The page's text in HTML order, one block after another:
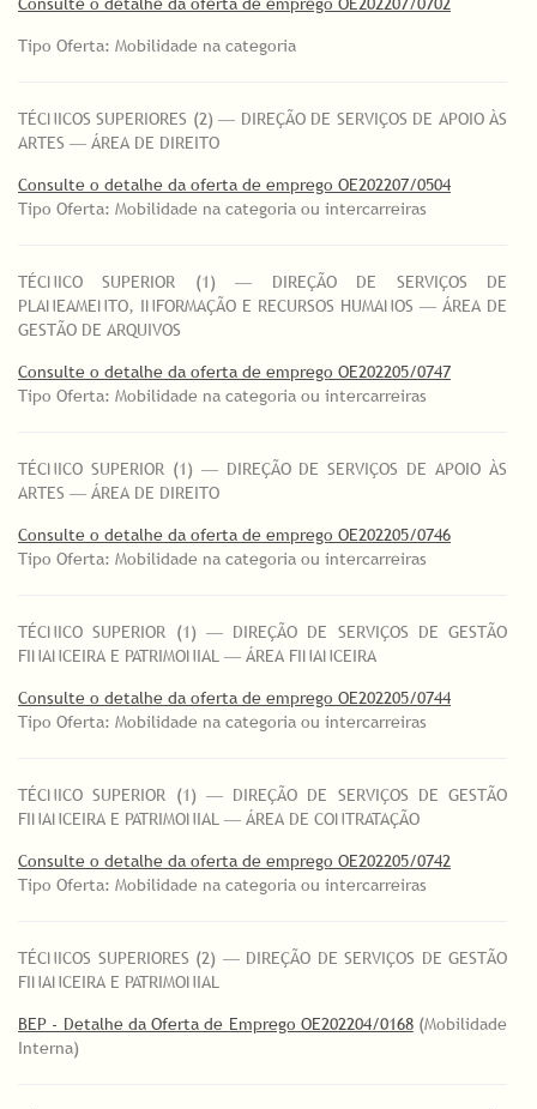
Tipo Oferta: Mobilidade na categoria
TÉCNICOS SUPERIORES (2) ― DIREÇÃO DE SERVIÇOS DE APOIO ÀS
ARTES ― ÁREA DE DIREITO
Consulte o detalhe da oferta de emprego OE202207/0504
Tipo Oferta: Mobilidade na categoria ou intercarreiras
TÉCNICO SUPERIOR (1) ― DIREÇÃO DE SERVIÇOS DE
PLANEAMENTO, INFORMAÇÃO E RECURSOS HUMANOS ― ÁREA DE
GESTÃO DE ARQUIVOS
Consulte o detalhe da oferta de emprego OE202205/0747
Tipo Oferta: Mobilidade na categoria ou intercarreiras
TÉCNICO SUPERIOR (1) ― DIREÇÃO DE SERVIÇOS DE APOIO ÀS
ARTES ― ÁREA DE DIREITO
Consulte o detalhe da oferta de emprego OE202205/0746
Tipo Oferta: Mobilidade na categoria ou intercarreiras
TÉCNICO SUPERIOR (1) ― DIREÇÃO DE SERVIÇOS DE GESTÃO
FINANCEIRA E PATRIMONIAL ― ÁREA FINANCEIRA
Consulte o detalhe da oferta de emprego OE202205/0744
Tipo Oferta: Mobilidade na categoria ou intercarreiras
TÉCNICO SUPERIOR (1) ― DIREÇÃO DE SERVIÇOS DE GESTÃO
FINANCEIRA E PATRIMONIAL ― ÁREA DE CONTRATAÇÃO
Consulte o detalhe da oferta de emprego OE202205/0742
Tipo Oferta: Mobilidade na categoria ou intercarreiras
TÉCNICOS SUPERIORES (2) ― DIREÇÃO DE SERVIÇOS DE GESTÃO
FINANCEIRA E PATRIMONIAL
BEP - Detalhe da Oferta de Emprego OE202204/0168(Mobilidade
Interna)